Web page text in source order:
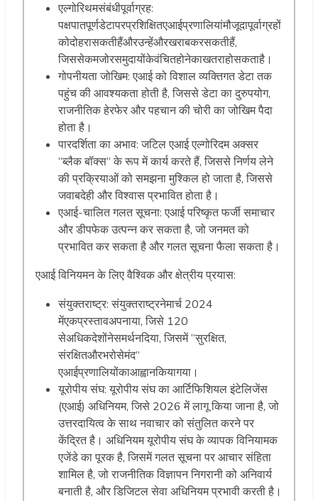
एल्गोरिथमसंबंधीपूर्वाग्रह:
पक्षपातपूर्णडेटापरप्रशिक्षितएआईप्रणालियांमौजूदापूर्वाग्रहों
कोदोहरासकतीहैंऔरउन्हेंऔरखराबकरसकतीहैं,
जिससेकमजोरसमुदायोंकेवंचितहोनेकाखतराहोसकताहै।
गोपनीयता जोखिम: एआई को विशाल व्यक्तिगत डेटा तक
पहुंच की आवश्यकता होती है, जिससे डेटा का दुरुपयोग,
राजनीतिक हेरफेर और पहचान की चोरी का जोखिम पैदा
होता है।
पारदर्शिता का अभाव: जटिल एआई एल्गोरिदम अक्सर
“ब्लैक बॉक्स” के रूप में कार्य करते हैं, जिससे निर्णय लेने
की प्रक्रियाओं को समझना मुश्किल हो जाता है, जिससे
जवाबदेही और विश्वास प्रभावित होता है।
एआई-चालित गलत सूचना: एआई परिष्कृत फर्जी समाचार
और डीपफेक उत्पन्न कर सकता है, जो जनमत को
प्रभावित कर सकता है और गलत सूचना फैला सकता है।
एआई विनियमन के लिए वैश्विक और क्षेत्रीय प्रयास:
संयुक्तराष्ट्र: संयुक्तराष्ट्रनेमार्च 2024
मेंएकप्रस्तावअपनाया, जिसे 120
सेअधिकदेशोंनेसमर्थनदिया, जिसमें “सुरक्षित,
संरक्षितऔरभरोसेमंद”
एआईप्रणालियोंकाआह्वानकियागया।
यूरोपीय संघ: यूरोपीय संघ का आर्टिफिशियल इंटेलिजेंस
(एआई) अधिनियम, जिसे 2026 में लागू किया जाना है, जो
उत्तरदायित्व के साथ नवाचार को संतुलित करने पर
केंद्रित है। अधिनियम यूरोपीय संघ के व्यापक विनियामक
एजेंडे का पूरक है, जिसमें गलत सूचना पर आचार संहिता
शामिल है, जो राजनीतिक विज्ञापन निगरानी को अनिवार्य
बनाती है, और डिजिटल सेवा अधिनियम प्रभावी करती है।